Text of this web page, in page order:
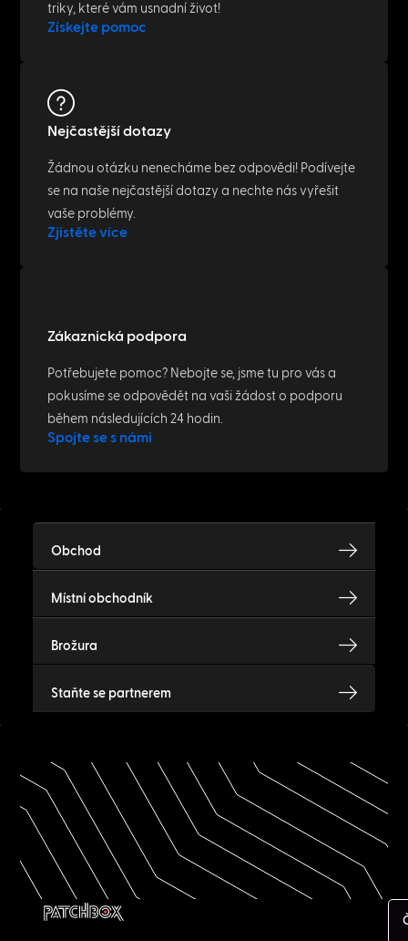
triky, které vám usnadní život!
Získejte pomoc
Nejčastější dotazy
Žádnou otázku nenecháme bez odpovědi! Podívejte
se na naše nejčastější dotazy a nechte nás vyřešit
vaše problémy.
Zjistěte více
Zákaznická podpora
Potřebujete pomoc? Nebojte se, jsme tu pro vás a
pokusíme se odpovědět na vaši žádost o podporu
během následujících 24 hodin.
Spojte se s námi
Obchod
Místní obchodník
Brožura
Staňte se partnerem